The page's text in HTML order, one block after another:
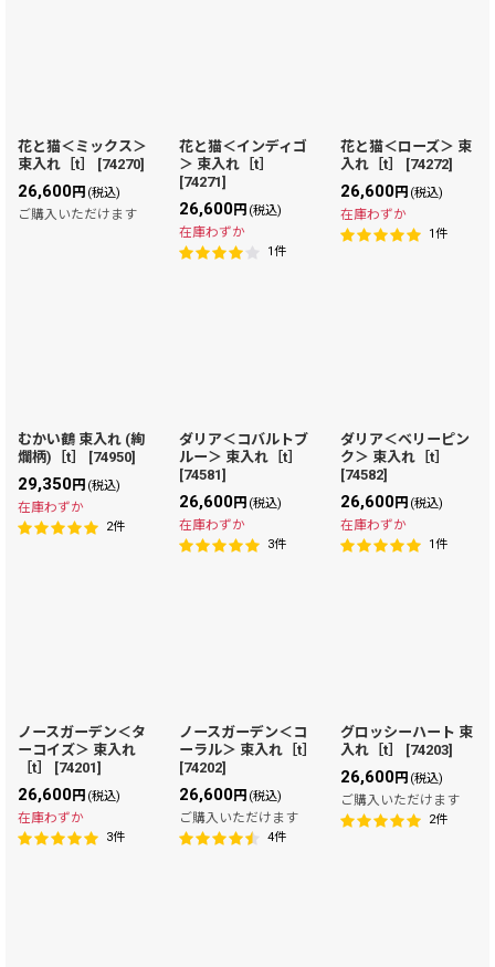
花と猫＜ミックス＞
束入れ［t］
[74270]
26,600円 (税込)
ご購入いただけます
花と猫＜インディゴ
＞ 束入れ［t］
[74271]
26,600円 (税込)
在庫わずか
1件
花と猫＜ローズ＞ 束
入れ［t］
[74272]
26,600円 (税込)
在庫わずか
1件
むかい鶴 束入れ (絢
爛柄)［t］
[74950]
29,350円 (税込)
在庫わずか
2件
ダリア＜コバルトブ
ルー＞ 束入れ［t］
[74581]
26,600円 (税込)
在庫わずか
3件
ダリア＜ベリーピン
ク＞ 束入れ［t］
[74582]
26,600円 (税込)
在庫わずか
1件
ノースガーデン＜タ
ーコイズ＞ 束入れ
［t］
[74201]
26,600円 (税込)
在庫わずか
3件
ノースガーデン＜コ
ーラル＞ 束入れ［t］
[74202]
26,600円 (税込)
ご購入いただけます
4件
グロッシーハート 束
入れ［t］
[74203]
26,600円 (税込)
ご購入いただけます
2件